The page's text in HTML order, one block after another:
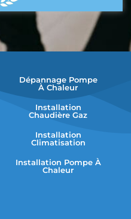
Dépannage Pompe
À Chaleur
Installation
Chaudière Gaz
Installation
Climatisation
Installation Pompe À
Chaleur